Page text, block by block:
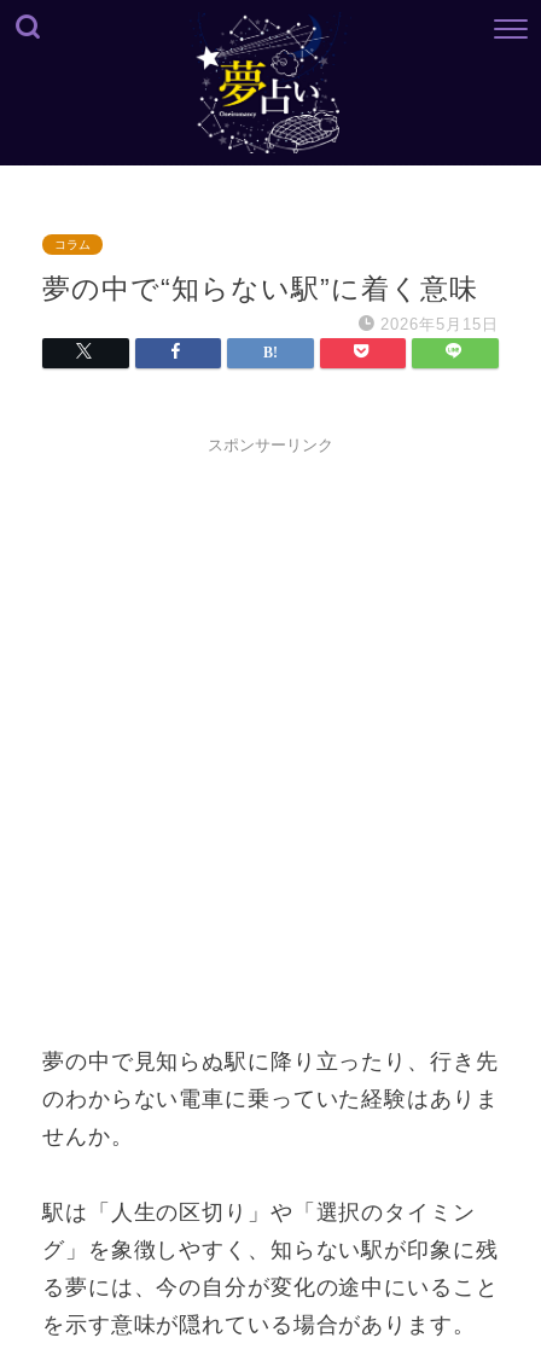
コラム
夢の中で“知らない駅”に着く意味
2026年5月15日
スポンサーリンク
夢の中で見知らぬ駅に降り立ったり、行き先
のわからない電車に乗っていた経験はありま
せんか。
駅は「人生の区切り」や「選択のタイミン
グ」を象徴しやすく、知らない駅が印象に残
る夢には、今の自分が変化の途中にいること
を示す意味が隠れている場合があります。